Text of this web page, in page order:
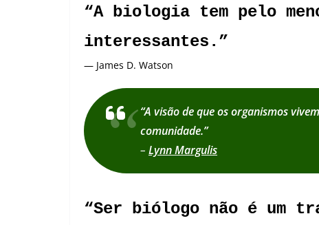
“A biologia tem pelo
interessantes.”
— James D. Watson
“A visão de que os organismos
comunidade.”
– Lynn Margulis
“Ser biólogo não é um